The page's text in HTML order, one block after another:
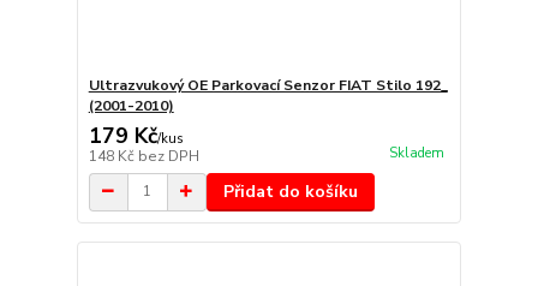
Ultrazvukový OE Parkovací Senzor FIAT Stilo 192_
(2001-2010)
179 Kč/kus
148 Kč bez DPH Skladem
Přidat do košíku